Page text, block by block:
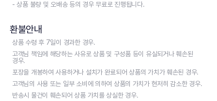
- 상품 불량 및 오배송 등의 경우 무료로 진행됩니다.
환불안내
상품 수령 후 7일이 경과한 경우.
고객님 책임에 해당하는 사유로 상품 및 구성품 등이 유실되거나 훼손된
경우.
포장을 개봉하여 사용하거나 설치가 완료되어 상품의 가치가 훼손된 경우.
고객님의 사용 또는 일부 소비에 의하여 상품의 가치가 현저히 감소한 경우.
반송시 물건이 훼손되어 상품 가치를 상실한 경우.